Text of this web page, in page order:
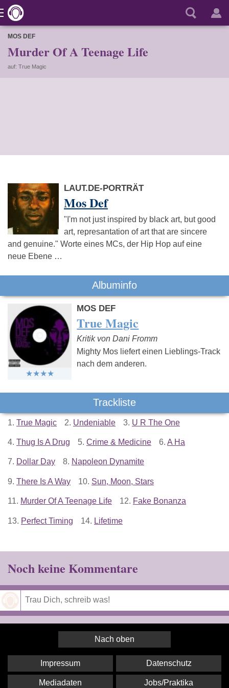
MOS DEF
Murder Of A Teenage Life
auf: True Magic
LAUT.DE-PORTRÄT
Mos Def
"I'm not just inspired by black art, but good
art, represantation of art that are sincere
and genuine." Worte eines MCs, der Hip Hop auf eine
neue Ebene …
Albuminfo
MOS DEF
True Magic
Kritik von Dani Fromm
Mighty Mos liefert einen Lieblings-Track
nach dem anderen.
Trackliste
1. True Magic 2. Undeniable 3. U R The One
4. Thug Is A Drug 5. Crime & Medicine 6. A Ha
7. Dollar Day 8. Napoleon Dynamite
9. There Is A Way 10. Sun, Moon, Stars
11. Murder Of A Teenage Life 12. Fake Bonanza
13. Perfect Timing 14. Lifetime
Noch keine Kommentare
Nach oben
Impressum Datenschutz
Mediadaten Jobs/Praktika